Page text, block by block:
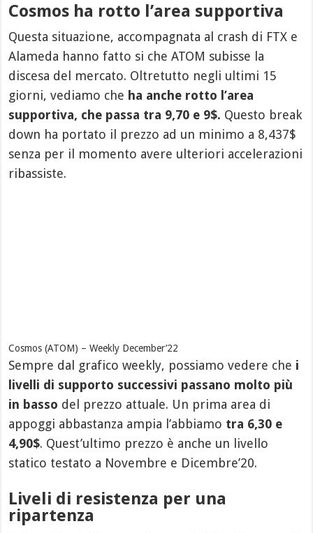
Cosmos ha rotto l’area supportiva
Questa situazione, accompagnata al crash di FTX e
Alameda hanno fatto si che ATOM subisse la
discesa del mercato. Oltretutto negli ultimi 15
giorni, vediamo che ha anche rotto l’area
supportiva, che passa tra 9,70 e 9$. Questo break
down ha portato il prezzo ad un minimo a 8,437$
senza per il momento avere ulteriori accelerazioni
ribassiste.
Cosmos (ATOM) – Weekly December’22
Sempre dal grafico weekly, possiamo vedere che i
livelli di supporto successivi passano molto più
in basso del prezzo attuale. Un prima area di
appoggi abbastanza ampia l’abbiamo tra 6,30 e
4,90$. Quest’ultimo prezzo è anche un livello
statico testato a Novembre e Dicembre’20.
Liveli di resistenza per una
ripartenza